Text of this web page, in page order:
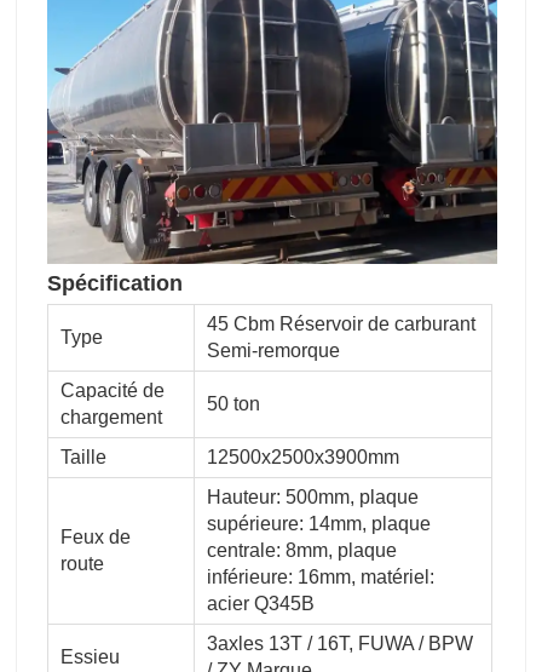
Spécification
Type
45 Cbm Réservoir de carburant
Semi-remorque
Capacité de
chargement
50 ton
Taille 12500x2500x3900mm
Feux de
route
Hauteur: 500mm, plaque
supérieure: 14mm, plaque
centrale: 8mm, plaque
inférieure: 16mm, matériel:
acier Q345B
Essieu
3axles 13T / 16T, FUWA / BPW